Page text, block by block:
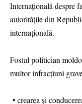
Internațională despre
autoritățile din
internațională.
Fostul politician
multor infracțiuni
• crearea și